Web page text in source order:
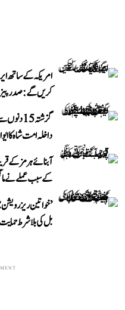
امریکہ کے ساتھ
کریں گے: صدر
گزشتہ 15
داخلہ امت شاہ کا
آبنائے ہرمز کے
کے سبب عملے نے
’خواتین ریزرویشن
بل کی بلا شرط